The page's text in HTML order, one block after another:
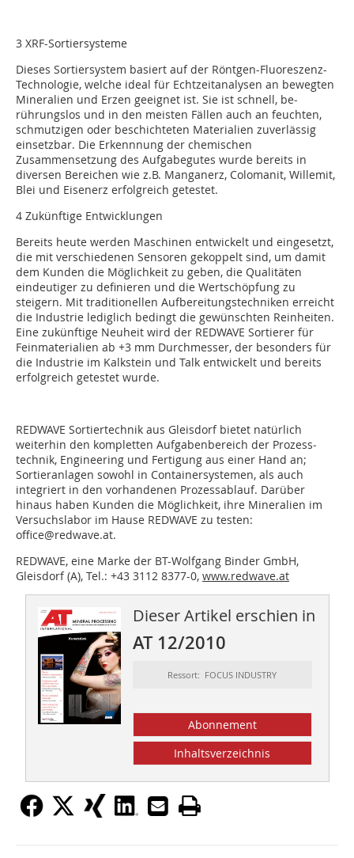
3 XRF-Sortiersysteme
Dieses Sortiersystem basiert auf der Rönt­gen-Fluoreszenz-
Technologie, welche ideal für Echtzeitanalysen an bewegten
Mineralien und Erzen geeignet ist. Sie ist schnell, be­
rührungslos und in den meisten Fällen auch an feuchten,
schmutzigen oder beschichteten Mate­rialien zuverlässig
einsetzbar. Die Erkennnung der chemischen
Zusammensetzung des Aufgabegutes ­wurde bereits in
diversen Bereichen wie z.B. Manganerz, Colomanit, Willemit,
Blei und Eisenerz erfolgreich getestet.
4 Zukünftige Entwicklungen
Bereits heute werden Maschinen entwickelt und eingesetzt,
die mit verschiedenen Sensoren gekoppelt sind, um damit
dem Kunden die Möglichkeit zu geben, die Qualitäten
eindeutiger zu definieren und die Wertschöpfung zu
steigern. Mit traditionellen Aufbereitungstechniken erreicht
die Industrie lediglich bedingt die gewünschten Reinheiten.
Eine zukünftige Neuheit wird der REDWAVE Sortierer für
Feinmaterialien ab +3 mm Durchmesser, der besonders für
die Industrie im Kalkstein und Talk entwickelt und bereits
erfolgreich getestet wurde.
REDWAVE Sortiertechnik aus Gleisdorf bietet natürlich
weiterhin den kompletten Aufgabenbereich der Prozess­
technik, Engineering und Fertigung aus einer Hand an;
Sortieranlagen sowohl in Containersystemen, als auch
integriert in den vorhandenen Prozessablauf. Darüber
hinaus haben Kunden die Möglichkeit, ihre Mineralien im
Versuchs­labor im Hause REDWAVE zu testen:
office@redwave.at.
REDWAVE, eine Marke der BT-Wolfgang Binder GmbH,
Gleisdorf (A), Tel.: +43 3112 8377-0, www.redwave.at
Dieser Artikel erschien in
AT 12/2010
Ressort: FOCUS INDUSTRY
Abonnement
Inhaltsverzeichnis